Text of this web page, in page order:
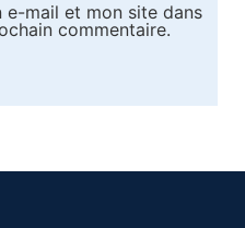
e-mail et mon site dans
commentaire.